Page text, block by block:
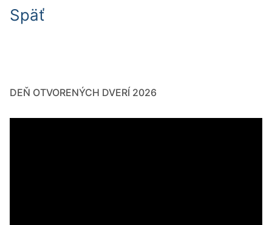
Späť
DEŇ OTVORENÝCH DVERÍ 2026